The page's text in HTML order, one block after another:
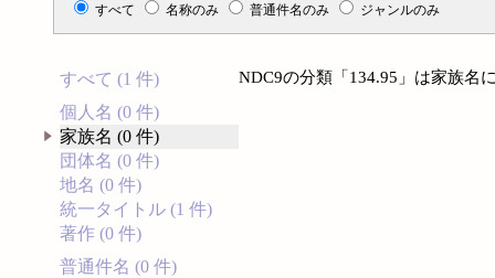
すべて 名称のみ 普通件名のみ ジャンルのみ
すべて (1 件)
個人名 (0 件)
家族名 (0 件)
団体名 (0 件)
地名 (0 件)
統一タイトル (1 件)
著作 (0 件)
普通件名 (0 件)
NDC9の分類「134.95」は家族名